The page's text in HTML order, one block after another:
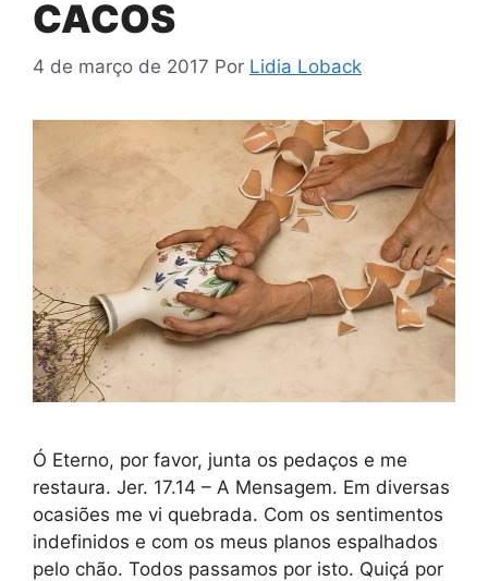
CACOS
4 de março de 2017 Por Lidia Loback
Ó Eterno, por favor, junta os pedaços e me
restaura. Jer. 17.14 – A Mensagem. Em diversas
ocasiões me vi quebrada. Com os sentimentos
indefinidos e com os meus planos espalhados
pelo chão. Todos passamos por isto. Quiçá por